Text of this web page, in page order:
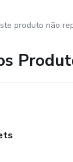
produto não